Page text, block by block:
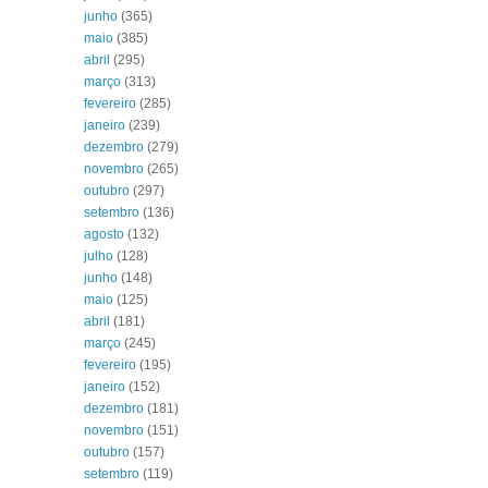
junho (365)
maio (385)
abril (295)
março (313)
fevereiro (285)
janeiro (239)
dezembro (279)
novembro (265)
outubro (297)
setembro (136)
agosto (132)
julho (128)
junho (148)
maio (125)
abril (181)
março (245)
fevereiro (195)
janeiro (152)
dezembro (181)
novembro (151)
outubro (157)
setembro (119)